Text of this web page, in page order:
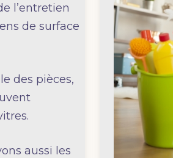
l’entretien
de surface
des pièces,
aussi les